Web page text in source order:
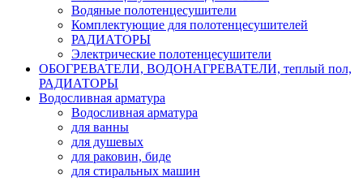
Водяные полотенцесушители
Комплектующие для полотенцесушителей
РАДИАТОРЫ
Электрические полотенцесушители
ОБОГРЕВАТЕЛИ, ВОДОНАГРЕВАТЕЛИ, теплый пол,
РАДИАТОРЫ
Водосливная арматура
Водосливная арматура
для ванны
для душевых
для раковин, биде
для стиральных машин